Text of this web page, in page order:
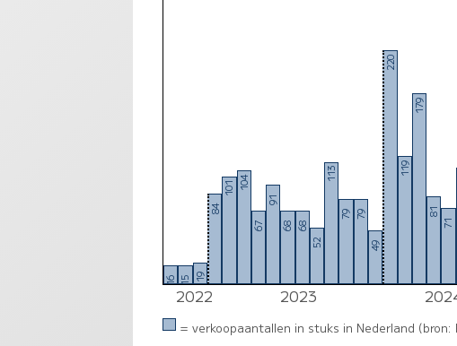
16 15 19
84
101 104
67
91
68
68
52
113
79 79
49
220
119
179
81
71
2022 2023
= verkoopaantallen in stuks in Nederland (bron: